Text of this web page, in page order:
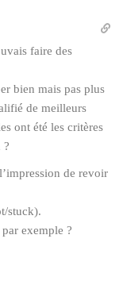
faire des
bien mais pas plus
de meilleurs
ont été les critères
?
de revoir
stuck).
exemple ?